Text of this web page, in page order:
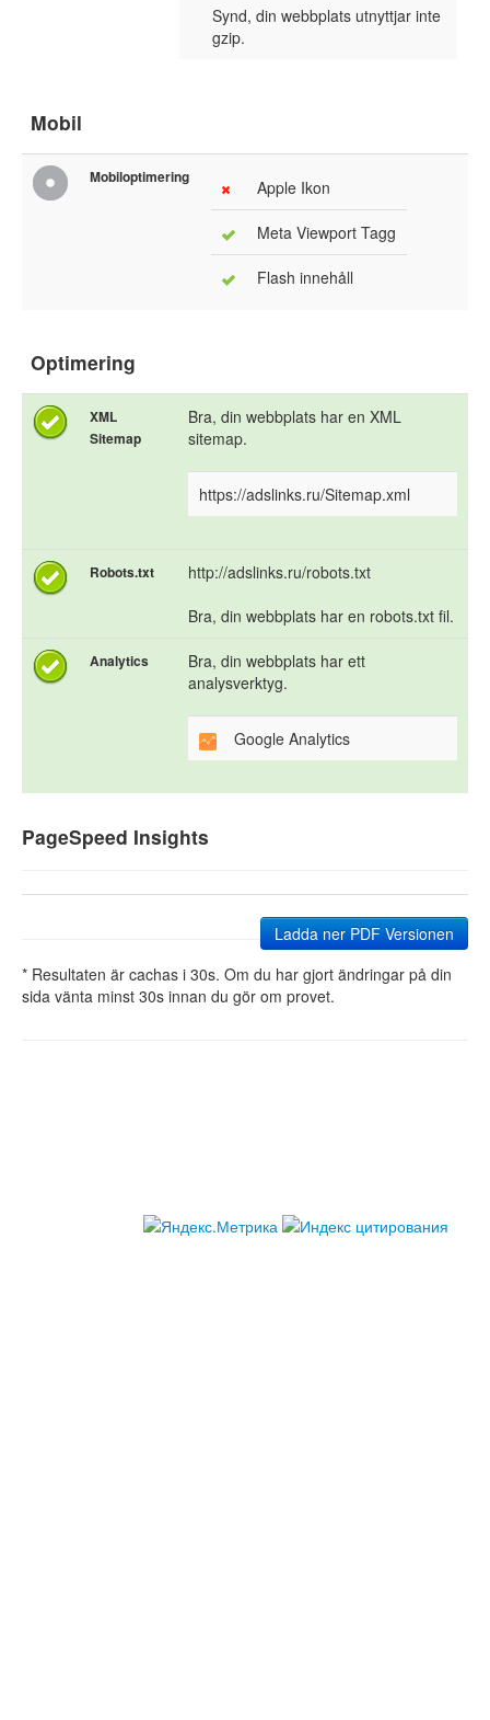
Synd, din webbplats utnyttjar inte
gzip.
Mobil
Mobiloptimering Apple Ikon
Meta Viewport Tagg
Flash innehåll
Optimering
XML
Sitemap
Bra, din webbplats har en XML
sitemap.
https://adslinks.ru/Sitemap.xml
Robots.txt
http://adslinks.ru/robots.txt
Bra, din webbplats har en robots.txt fil.
Analytics
Bra, din webbplats har ett
analysverktyg.
Google Analytics
PageSpeed Insights
Ladda ner PDF Versionen
* Resultaten är cachas i 30s. Om du har gjort ändringar på din
sida vänta minst 30s innan du gör om provet.